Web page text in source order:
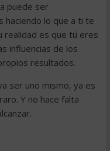
puede ser
haciendo lo que a ti te
realidad es que tú eres
influencias de los
resultados.
ser uno mismo, ya es
Y no hace falta